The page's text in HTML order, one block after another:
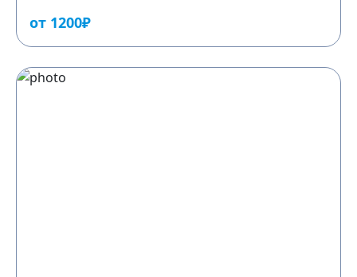
от 1200₽